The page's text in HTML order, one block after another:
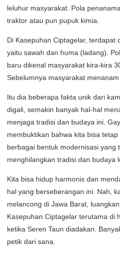
leluhur masyarakat. Pola
traktor atau pun pupuk kimia.
Di Kasepuhan Ciptagelar, terdapat
yaitu sawah dan huma (ladang).
baru dikenal masyarakat kira-kira
Sebelumnya masyarakat
Itu dia beberapa fakta unik dari
digali, semakin banyak hal-hal
menjaga tradisi dan budaya ini.
membuktikan bahwa kita bisa
berbagai bentuk modernisasi yang
menghilangkan tradisi dan budaya
Kita bisa hidup harmonis dan
hal yang berseberangan ini. Nah,
melancong di Jawa Barat,
Kasepuhan Ciptagelar terutama di
ketika Seren Taun diadakan.
petik dari sana.